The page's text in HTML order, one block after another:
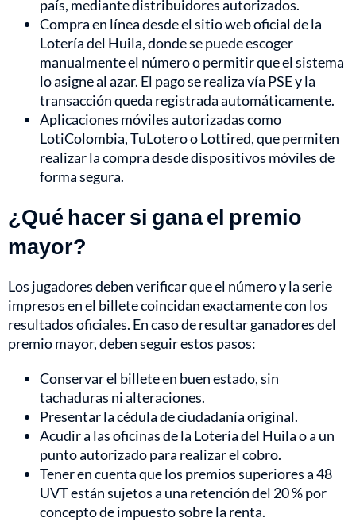
país, mediante distribuidores autorizados.
Compra en línea desde el sitio web oficial de la
Lotería del Huila, donde se puede escoger
manualmente el número o permitir que el sistema
lo asigne al azar. El pago se realiza vía PSE y la
transacción queda registrada automáticamente.
Aplicaciones móviles autorizadas como
LotiColombia, TuLotero o Lottired, que permiten
realizar la compra desde dispositivos móviles de
forma segura.
¿Qué hacer si gana el premio
mayor?
Los jugadores deben verificar que el número y la serie
impresos en el billete coincidan exactamente con los
resultados oficiales. En caso de resultar ganadores del
premio mayor, deben seguir estos pasos:
Conservar el billete en buen estado, sin
tachaduras ni alteraciones.
Presentar la cédula de ciudadanía original.
Acudir a las oficinas de la Lotería del Huila o a un
punto autorizado para realizar el cobro.
Tener en cuenta que los premios superiores a 48
UVT están sujetos a una retención del 20 % por
concepto de impuesto sobre la renta.